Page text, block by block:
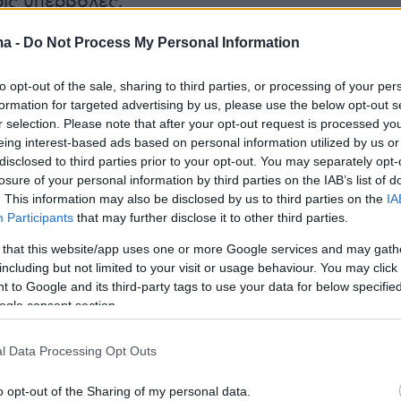
- Do Not Process My Personal Information
opt-out of the sale, sharing to third parties, or processing of your
for targeted advertising by us, please use the below opt-out
selection. Please note that after your opt-out request is processed
interest-based ads based on personal information utilized by us
to third parties prior to your opt-out. You may separately
of your personal information by third parties on the IAB’s list of
This information may also be disclosed by us to third parties on the
Participants that may further disclose it to other third parties.
that this website/app uses one or more Google services and may
but not limited to your visit or usage behaviour. You may
to Google and its third-party tags to use your data for below
consent section.
Data Processing Opt Outs
opt-out of the Sharing of my personal data.
στο ygeiamou.gr
protothema.gr στο Google News και μάθετε πρώτοι
Ειδήσειςαπό την Ελλάδα και τον Κόσμο, τη
στοProtothema.gr
Ειδήσεις
επιθέσεις των Χούθι στη νότια